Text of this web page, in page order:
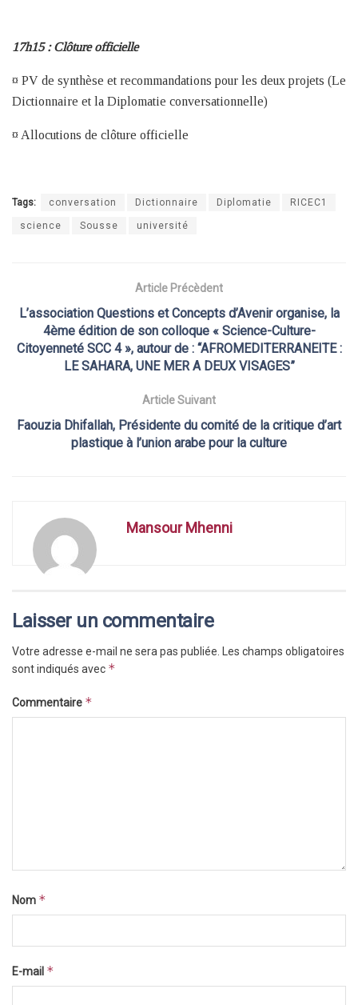
17h15 : Clôture officielle
¤ PV de synthèse et recommandations pour les deux projets (Le
Dictionnaire et la Diplomatie conversationnelle)
¤ Allocutions de clôture officielle
Tags: conversation Dictionnaire Diplomatie RICEC1
science Sousse université
Article Précèdent
L’association Questions et Concepts d’Avenir organise, la
4ème édition de son colloque « Science-Culture-
Citoyenneté SCC 4 », autour de : “AFROMEDITERRANEITE :
LE SAHARA, UNE MER A DEUX VISAGES”
Article Suivant
Faouzia Dhifallah, Présidente du comité de la critique d’art
plastique à l’union arabe pour la culture
Mansour Mhenni
Laisser un commentaire
Votre adresse e-mail ne sera pas publiée.
Les champs obligatoires
sont indiqués avec *
Commentaire *
Nom *
E-mail *